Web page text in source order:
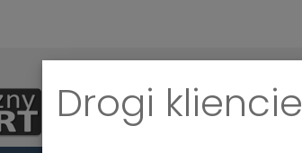
Drogi kliencie